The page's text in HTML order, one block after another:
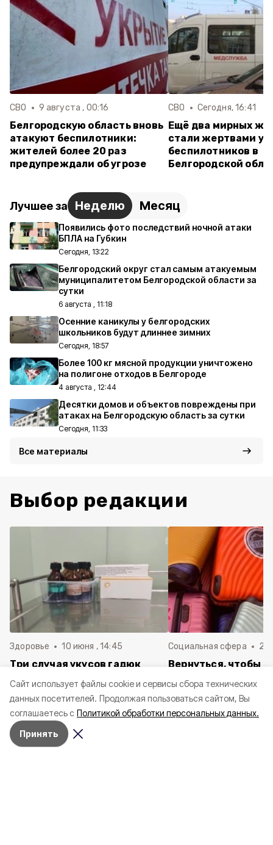
Cайт использует файлы cookie и сервисы сбора технических
данных посетителей. Продолжая пользоваться сайтом, Вы
соглашаетесь с Политикой обработки персональных данных.
Принять
СВО 9 августа , 00:16
Белгородскую область вновь
атакуют беспилотники:
жителей более 20 раз
предупреждали об угрозе
СВО Сегодня, 16:41
Ещё два мирных
стали жертвами
беспилотников в
Белгородской
Лучшее за Неделю Месяц
Появились фото последствий ночной атаки
БПЛА на Губкин
Сегодня, 13:22
Белгородский округ стал самым атакуемым
муниципалитетом Белгородской области за
сутки
6 августа , 11:18
Осенние каникулы у белгородских
школьников будут длиннее зимних
Сегодня, 18:57
Более 100 кг мясной продукции уничтожено
на полигоне отходов в Белгороде
4 августа , 12:44
Десятки домов и объектов повреждены при
атаках на Белгородскую область за сутки
Сегодня, 11:33
Все материалы
Выбор редакции
Здоровье 10 июня , 14:45
Три случая укусов гадюк
Белгородской области с
начала года
Социальная сфера 20
Вернуться, чтобы
в Белгородскую
пять лет